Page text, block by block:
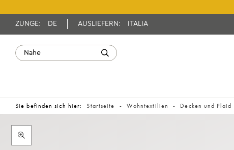
ZUNGE: DE AUSLIEFERN: ITALIA
Sie befinden sich hier: Startseite Wohntextilien Decken und Plaid